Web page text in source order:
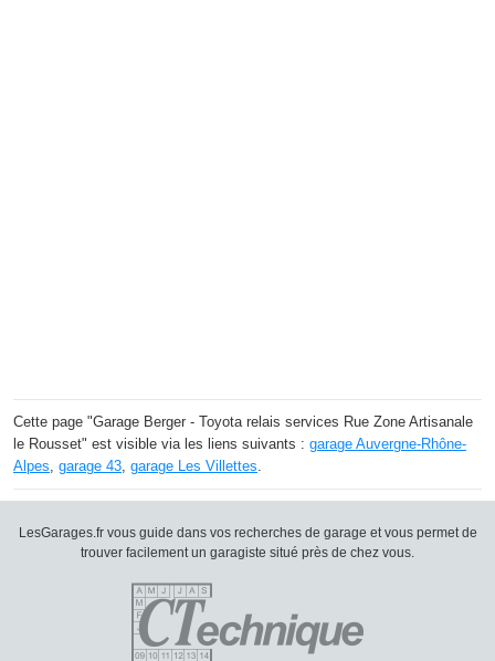
Cette page "Garage Berger - Toyota relais services Rue Zone Artisanale
le Rousset" est visible via les liens suivants : garage Auvergne-Rhône-
Alpes, garage 43, garage Les Villettes.
LesGarages.fr vous guide dans vos recherches de garage et vous permet de
trouver facilement un garagiste situé près de chez vous.